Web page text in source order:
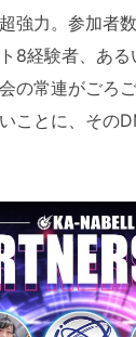
強力。参加者
8経験者、あ
の常連がごろ
ことに、その